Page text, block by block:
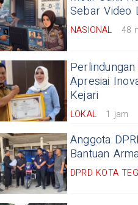
Sebar Video
NASIONAL 48
Apresiai
Kejari
LOKAL 1 jam
Anggota
Bantuan
DPRD KOTA